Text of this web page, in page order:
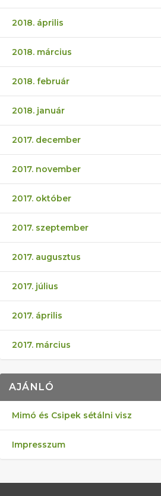
2018. április
2018. március
2018. február
2018. január
2017. december
2017. november
2017. október
2017. szeptember
2017. augusztus
2017. július
2017. április
2017. március
AJÁNLÓ
Mimó és Csipek sétálni visz
Impresszum